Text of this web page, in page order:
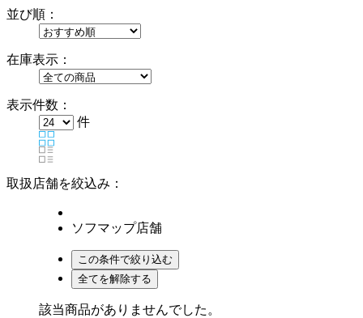
並び順：
在庫表示：
表示件数：
件
取扱店舗を絞込み：
ソフマップ店舗
該当商品がありませんでした。